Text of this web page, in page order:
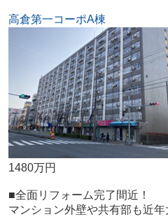
高倉第一コーポA棟
1480万円
■全面リフォーム完了間近！
マンション外壁や共有部も近年